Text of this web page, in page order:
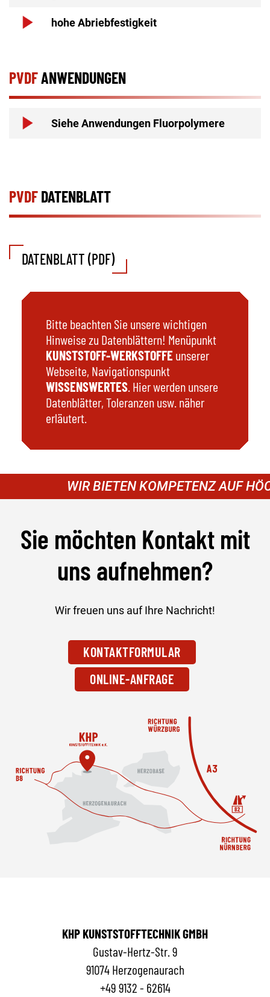
hohe Abriebfestigkeit
PVDFANWENDUNGEN
Siehe Anwendungen Fluorpolymere
PVDFDATENBLATT
DATENBLATT (PDF)
Bitte beachten Sie unsere wichtigen
Hinweise zu Datenblättern! Menüpunkt
KUNSTSTOFF-WERKSTOFFE unserer
Webseite, Navigationspunkt
WISSENSWERTES. Hier werden unsere
Datenblätter, Toleranzen usw. näher
erläutert.
WIR BIETEN KOMPETENZ AUF
Sie möchten Kontakt mit
uns aufnehmen?
Wir freuen uns auf Ihre Nachricht!
KONTAKTFORMULAR
ONLINE-ANFRAGE
KHP KUNSTSTOFFTECHNIK GMBH
Gustav-Hertz-Str. 9
91074 Herzogenaurach
+49 9132 - 62614